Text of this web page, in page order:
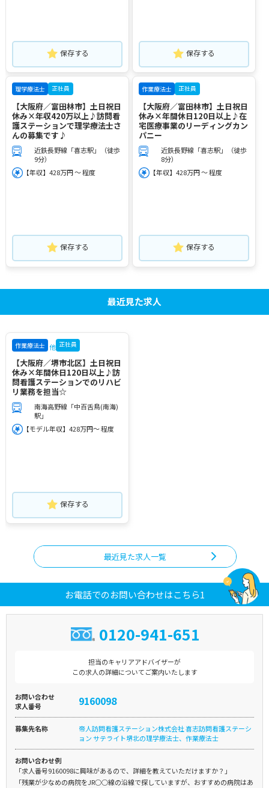
保存する 保存する
理学療法士 正社員
【大阪府／富田林市】土日祝日
休み×年収420万以上♪訪問看
護ステーションで理学療法士さ
んの募集です♪
近鉄長野線「喜志駅」（徒歩
9分）
【年収】428万円 ～ 程度
保存する
作業療法士 正社員
【大阪府／富田林市】土日祝日
休み×年間休日120日以上♪在
宅医療事業のリーディングカン
パニー
近鉄長野線「喜志駅」（徒歩
8分）
【年収】428万円 ～ 程度
保存する
最近見た求人
作業療法士 他 正社員
【大阪府／堺市北区】土日祝日
休み×年間休日120日以上♪訪
問看護ステーションでのリハビ
リ業務を担当☆
南海高野線「中百舌鳥(南海)
駅」
【モデル年収】428万円～ 程度
保存する
最近見た求人一覧
お電話でのお問い合わせはこちら1
0120-941-651
担当のキャリアアドバイザーが
この求人の詳細についてご案内いたします
お問い合わせ
求人番号
9160098
募集先名称
帝人訪問看護ステーション株式会社 喜志訪問看護ステーシ
ョン サテライト堺北の理学療法士、作業療法士
お問い合わせ例
「求人番号9160098に興味があるので、詳細を教えていただけますか？」
「残業が少なめの病院をJR○○線の沿線で探していますが、おすすめの病院はあ